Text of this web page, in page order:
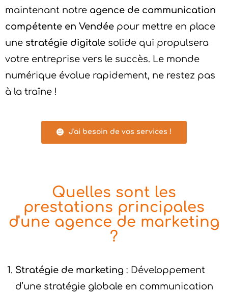
maintenant notre agence de communication
compétente en Vendée pour mettre en place
une stratégie digitale solide qui propulsera
votre entreprise vers le succès. Le monde
numérique évolue rapidement, ne restez pas
à la traîne !
J'ai besoin de vos services !
Quelles sont les
prestations principales
d'une agence de marketing
?
Stratégie de marketing : Développement
d’une stratégie globale en communication